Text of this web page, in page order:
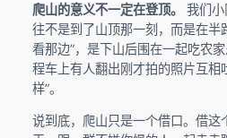
爬山的意义不一定在登顶。
我们
往不是到了山顶那一刻，而是在半
看那边”，是下山后围在一起吃农
程车上有人翻出刚才拍的照片互相
样”。
说到底，爬山只是一个借口。借这